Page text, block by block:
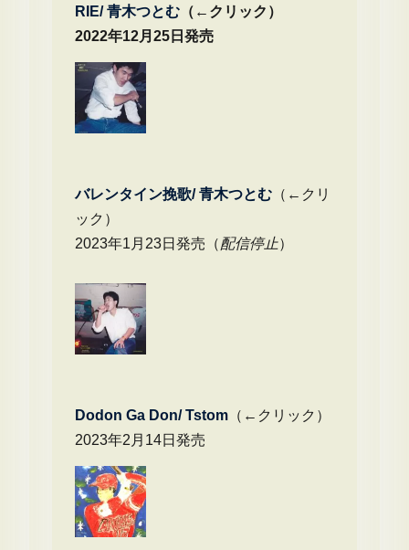
RIE/ 青木つとむ（←クリック）
2022年12月25日発売
バレンタイン挽歌/ 青木つとむ（←クリ
ック）
2023年1月23日発売（配信停止）
Dodon Ga Don/ Tstom（←クリック）
2023年2月14日発売